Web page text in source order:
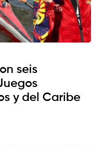
seis
y del Caribe